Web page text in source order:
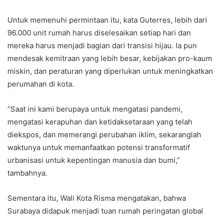
Untuk memenuhi permintaan itu, kata Guterres, lebih dari
96.000 unit rumah harus diselesaikan setiap hari dan
mereka harus menjadi bagian dari transisi hijau. Ia pun
mendesak kemitraan yang lebih besar, kebijakan pro-kaum
miskin, dan peraturan yang diperlukan untuk meningkatkan
perumahan di kota.
“Saat ini kami berupaya untuk mengatasi pandemi,
mengatasi kerapuhan dan ketidaksetaraan yang telah
diekspos, dan memerangi perubahan iklim, sekaranglah
waktunya untuk memanfaatkan potensi transformatif
urbanisasi untuk kepentingan manusia dan bumi,”
tambahnya.
Sementara itu, Wali Kota Risma mengatakan, bahwa
Surabaya didapuk menjadi tuan rumah peringatan global